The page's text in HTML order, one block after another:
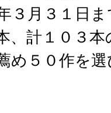
３月３１日
、計１０３
め５０作を